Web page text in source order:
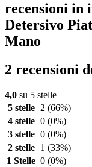
recensioni in
Detersivo
Mano
2 recensioni
4,0 su 5 stelle
5 stelle
2 (66%)
4 stelle 0 (0%)
3 stelle 0 (0%)
2 stelle
1 (33%)
1 Stelle 0 (0%)